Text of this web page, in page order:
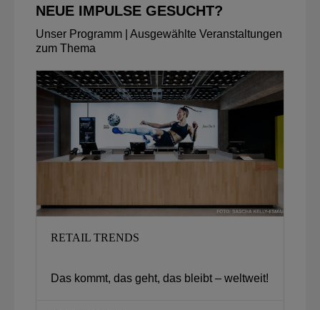
NEUE IMPULSE GESUCHT?
Unser Programm | Ausgewählte Veranstaltungen
zum Thema
RETAIL TRENDS
Das kommt, das geht, das bleibt – weltweit!​